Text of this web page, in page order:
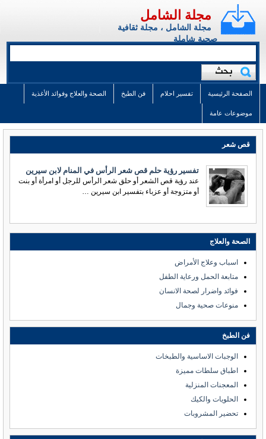
مجلة الشامل
مجلة الشامل ، مجلة ثقافية
صحية شاملة
الصفحة الرئيسية تفسير احلام فن الطبخ الصحة والعلاج وفوائد الأغذية
موضوعات عامة
قص شعر
تفسير رؤية حلم قص شعر الرأس في المنام لابن سيرين
عند رؤية قص الشعر أو حلق شعر الرأس للرجل أو امرأة أو بنت
أو متزوجة أو عزباء بتفسير ابن سيرين …
الصحة والعلاج
اسباب وعلاج الأمراض
متابعة الحمل ورعاية الطفل
فوائد واضرار لصحة الانسان
منوعات صحية وجمال
فن الطبخ
الوجبات الاساسية والطبخات
اطباق سلطات مميزة
المعجنات المنزلية
الحلويات والكيك
تحضير المشروبات